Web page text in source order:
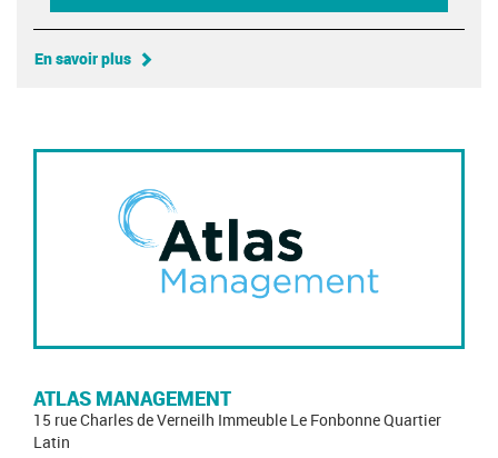
En savoir plus
ATLAS MANAGEMENT
15 rue Charles de Verneilh Immeuble Le Fonbonne Quartier
Latin